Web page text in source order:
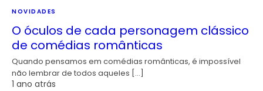
NOVIDADES
O óculos de cada personagem clássico
de comédias românticas
Quando pensamos em comédias românticas, é impossível
não lembrar de todos aqueles […]
1 ano atrás